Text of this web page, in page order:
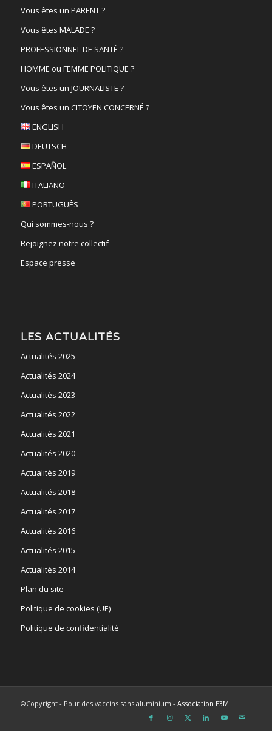
Vous êtes un PARENT ?
Vous êtes MALADE ?
PROFESSIONNEL DE SANTÉ ?
HOMME ou FEMME POLITIQUE ?
Vous êtes un JOURNALISTE ?
Vous êtes un CITOYEN CONCERNÉ ?
ENGLISH
DEUTSCH
ESPAÑOL
ITALIANO
PORTUGUÊS
Qui sommes-nous ?
Rejoignez notre collectif
Espace presse
LES ACTUALITÉS
Actualités 2025
Actualités 2024
Actualités 2023
Actualités 2022
Actualités 2021
Actualités 2020
Actualités 2019
Actualités 2018
Actualités 2017
Actualités 2016
Actualités 2015
Actualités 2014
Plan du site
Politique de cookies (UE)
Politique de confidentialité
©Copyright - Pour des vaccins sans aluminium - Association E3M